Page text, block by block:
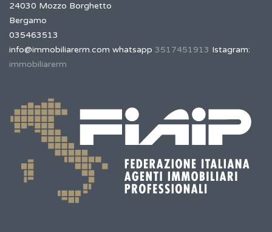
24030 Mozzo Borghetto
Bergamo
035463513
info@immobiliarerm.com whatsapp 3517451913 Istagram:
immobiliarerm